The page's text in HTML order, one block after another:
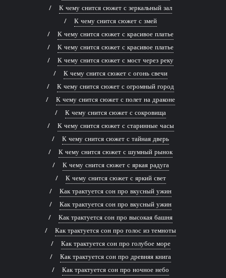
К чему снится сюжет с зеркальный зал
К чему снится сюжет с змей
К чему снится сюжет с красивое платье
К чему снится сюжет с красивое платье
К чему снится сюжет с мост через реку
К чему снится сюжет с огонь свечи
К чему снится сюжет с огромный город
К чему снится сюжет с полет на драконе
К чему снится сюжет с сокровища
К чему снится сюжет с старинные часы
К чему снится сюжет с тайная дверь
К чему снится сюжет с шумный рынок
К чему снится сюжет с яркая радуга
К чему снится сюжет с яркий свет
Как трактуется сон про вкусный ужин
Как трактуется сон про вкусный ужин
Как трактуется сон про высокая башня
Как трактуется сон про голос из темноты
Как трактуется сон про голубое море
Как трактуется сон про древняя книга
Как трактуется сон про ночное небо